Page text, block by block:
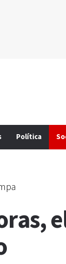
Política